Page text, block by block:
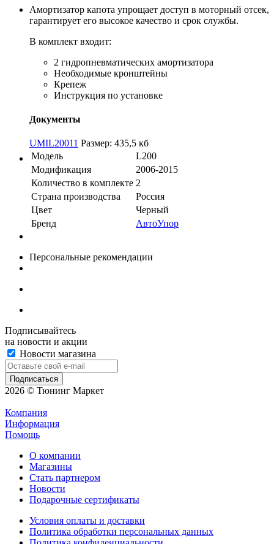
Амортизатор капота упрощает доступ в моторный отсек,
гарантирует его высокое качество и срок службы.
В комплект входит:
2 гидропневматических амортизатора
Необходимые кронштейны
Крепеж
Инструкция по установке
Документы
UMIL20011 Размер: 435,5 кб
Модель
L200
Модификация
2006-2015
Количество в комплекте 2
Страна производства
Россия
Цвет
Черный
Бренд
АвтоУпор
Персональные рекомендации
Подписывайтесь
на новости и акции
Новости магазина
2026 © Тюнинг Маркет
Компания
Информация
Помощь
О компании
Магазины
Стать партнером
Новости
Подарочные сертификаты
Условия оплаты и доставки
Политика обработки персональных данных